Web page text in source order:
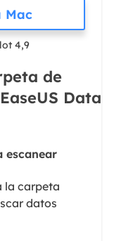
Mac
4,9
de
Data
escanear
la carpeta
datos